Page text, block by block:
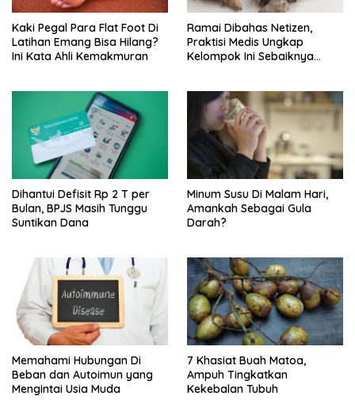
Kaki Pegal Para Flat Foot Di
Latihan Emang Bisa Hilang?
Ini Kata Ahli Kemakmuran
Ramai Dibahas Netizen,
Praktisi Medis Ungkap
Kelompok Ini Sebaiknya
Dihantui Defisit Rp 2 T per
Bulan, BPJS Masih Tunggu
Suntikan Dana
Minum Susu Di Malam Hari,
Amankah Sebagai Gula
Darah?
Memahami Hubungan Di
Beban dan Autoimun yang
Mengintai Usia Muda
7 Khasiat Buah Matoa,
Ampuh Tingkatkan
Kekebalan Tubuh